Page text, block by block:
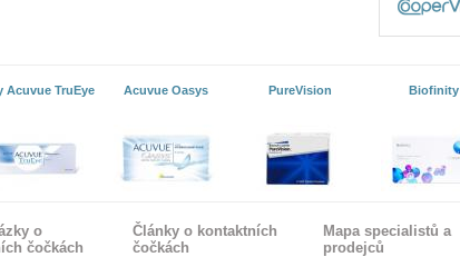
Acuvue TruEye Acuvue Oasys PureVision Biofinity
o
čočkách
Články o kontaktních
čočkách
Mapa specialistů a
prodejců